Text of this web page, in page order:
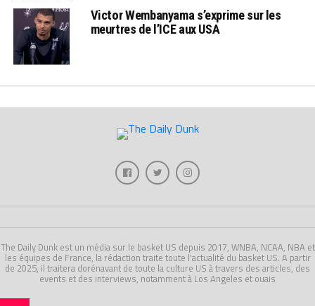
Victor Wembanyama s’exprime sur les
meurtres de l’ICE aux USA
The Daily Dunk est un média sur le basket US depuis 2017, WNBA, NCAA, NBA et
les équipes de France, la rédaction traite toute l'actualité du basket US. A partir
de 2025, il traitera dorénavant de toute la culture US à travers des articles, des
events et des interviews, notamment à Los Angeles et ouais